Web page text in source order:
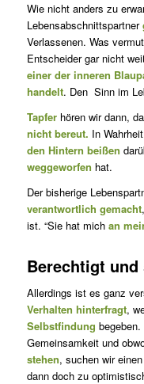
Wie nicht anders zu
Lebensabschnittspartner
Verlassenen. Was
Entscheider gar nicht
einer der inneren
handelt. Den Sinn im
Tapferhören wir dann,
nicht bereut. In
den Hintern beißen
weggeworfen hat.
Der bisherige
verantwortlich gemacht
ist. “Sie hat mich an
Berechtigt und
Allerdings ist es ganz
Verhalten hinterfragt,
Selbstfindung
Gemeinsamkeit und
stehen, suchen wir
dann doch zu